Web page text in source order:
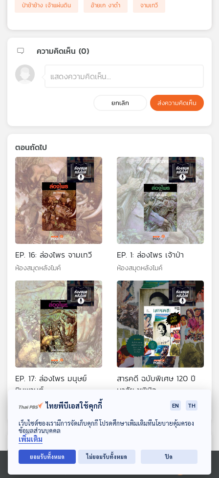
ดาวน์โหลด Thai PBS Podcast Application
Ⓒ 2020 องค์การกระจายเสียงและแพร่ภาพสาธารณะแห่งประเทศไทย
ป่าช้าช้าง เจ้าแผ่นดิน
อ้ายเก งาดำ จามเทวี
ความคิดเห็น (0)
ยกเลิก ส่งความคิดเห็น
ตอนถัดไป
EP. 16: ล่องไพร จามเทวี
ห้องสมุดหลังไมค์
EP. 1: ล่องไพร เจ้าป่า
ห้องสมุดหลังไมค์
EP. 17: ล่องไพร มนุษย์
หิมพานต์
ห้องสมุดหลังไมค์
สารคดี ฉบับพิเศษ 120 ปี
มาลัย ชูพินิจ
ตอนที่เกี่ยวข้อง
ไทยพีบีเอสใช้คุกกี้ EN TH
เว็บไซต์ของเรามีการจัดเก็บคุกกี้ โปรดศึกษาเพิ่มเติมที่นโยบายคุ้มครอง
ข้อมูลส่วนบุคคล
เพิ่มเติม
ยอมรับทั้งหมด ไม่ยอมรับทั้งหมด ปิด